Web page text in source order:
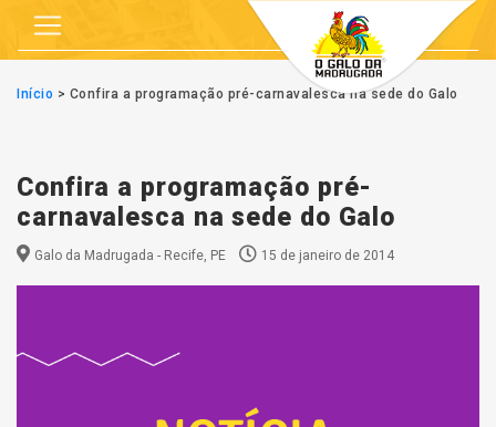
Início > Confira a programação pré-carnavalesca na sede do Galo
Confira a programação pré-
carnavalesca na sede do Galo
Galo da Madrugada - Recife, PE 15 de janeiro de 2014